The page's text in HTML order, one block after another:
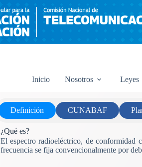
Inicio Nosotros Leyes
Definición CUNABAF
¿Qué es?
El espectro radioeléctrico, de conformidad
frecuencia se fija convencionalmente por